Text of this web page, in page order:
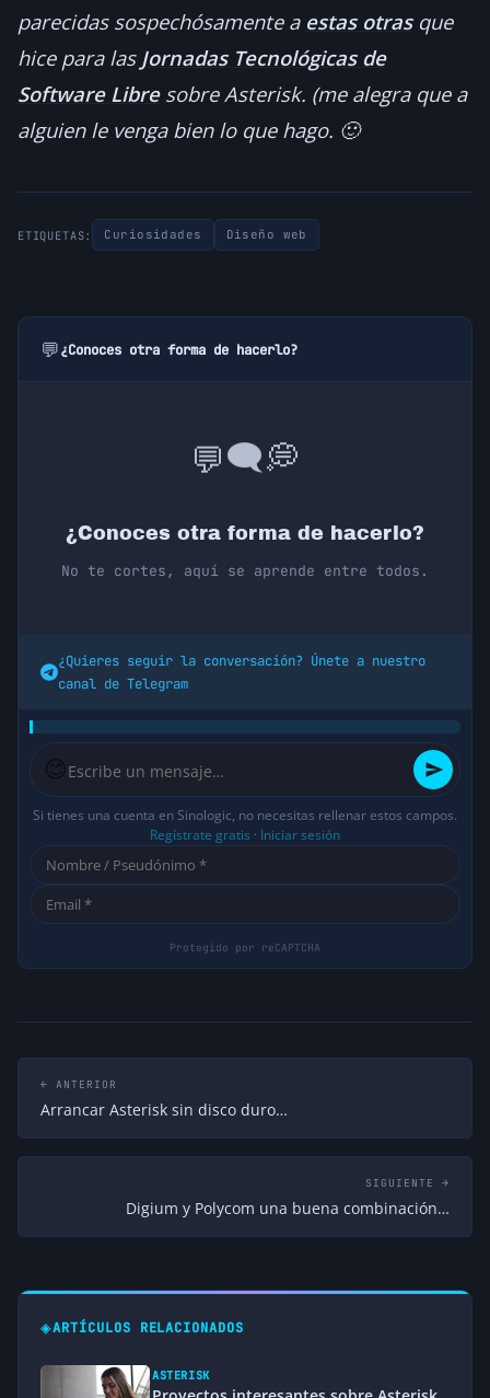
parecidas sospechósamente a estas otrasque
hice para las Jornadas Tecnológicas de
Software Libresobre Asterisk. (me alegra que a
alguien le venga bien lo que hago. 🙂
ETIQUETAS: Curiosidades Diseño web
💬¿Conoces otra forma de hacerlo?
💬🗨️💭
¿Conoces otra forma de hacerlo?
No te cortes, aquí se aprende entre todos.
¿Quieres seguir la conversación? Únete a nuestro
canal de Telegram
😊
Si tienes una cuenta en Sinologic, no necesitas rellenar estos campos.
Regístrate gratis · Iniciar sesión
← ANTERIOR
Arrancar Asterisk sin disco duro…
SIGUIENTE →
Digium y Polycom una buena combinación…
◈ARTÍCULOS RELACIONADOS
ASTERISK